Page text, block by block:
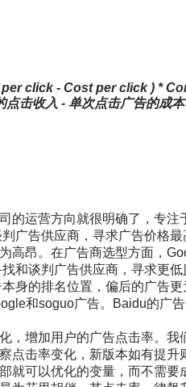
click - Cost per click ) *
点击收入 - 单次点击广告的成本
的运营方向就很明确了，专注
判广告供应商，寻求广告价格
高昂。在广告商选型方面，
找和谈判广告供应商，寻求更
身的排名位置，偏后的广告
和soguo广告。 Baidu的广
，增加用户的广告点击率。我
点击率变化，新版本如有提
就可以优化的变量，而不需